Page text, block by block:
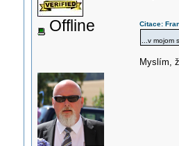
Offline Citace:
...v
Myslím,